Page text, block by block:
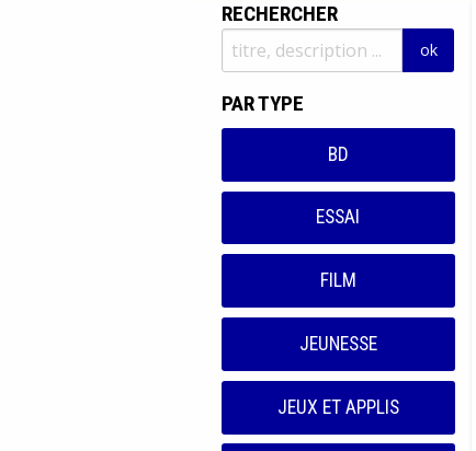
RECHERCHER
PAR TYPE
BD
ESSAI
FILM
JEUNESSE
JEUX ET APPLIS